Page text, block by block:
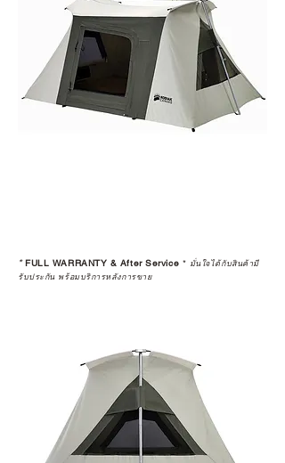
*FULL WARRANTY & After Service * มั่นใจได้กับสินค้ามี
รับประกัน พร้อมบริการหลังการขาย